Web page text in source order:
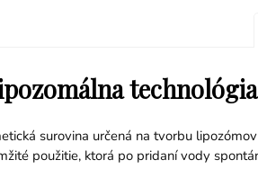
surovina určená na tvorbu
použitie, ktorá po pridaní vody